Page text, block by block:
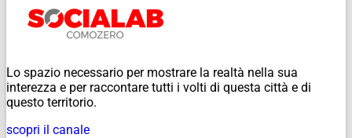
Lo spazio necessario per mostrare la realtà nella sua
interezza e per raccontare tutti i volti di questa città e di
questo territorio.
scopri il canale